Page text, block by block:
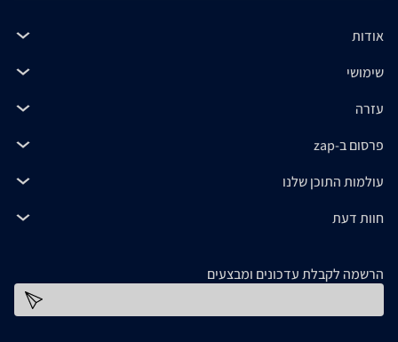
אודות
שימושי
עזרה
פרסום ב-zap
עולמות התוכן שלנו
חוות דעת
הרשמה לקבלת עדכונים ומבצעים